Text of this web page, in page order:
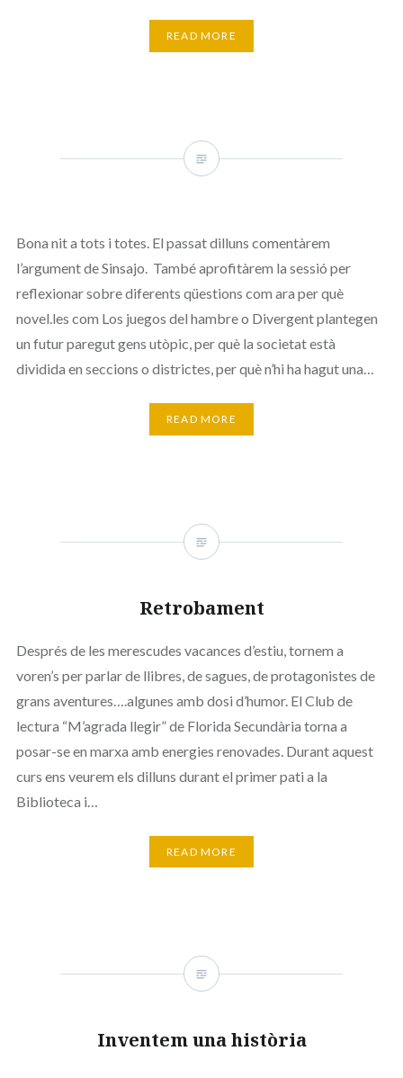
READ MORE
Bona nit a tots i totes. El passat dilluns comentàrem
l’argument de Sinsajo. També aprofitàrem la sessió per
reflexionar sobre diferents qüestions com ara per què
novel.les com Los juegos del hambre o Divergent plantegen
un futur paregut gens utòpic, per què la societat està
dividida en seccions o districtes, per què n’hi ha hagut una…
READ MORE
Retrobament
Després de les merescudes vacances d’estiu, tornem a
voren’s per parlar de llibres, de sagues, de protagonistes de
grans aventures….algunes amb dosi d’humor. El Club de
lectura “M’agrada llegir” de Florida Secundària torna a
posar-se en marxa amb energies renovades. Durant aquest
curs ens veurem els dilluns durant el primer pati a la
Biblioteca i…
READ MORE
Inventem una història